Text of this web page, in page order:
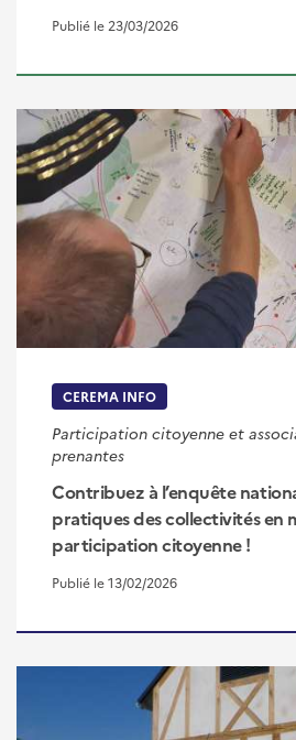
Publié le 23/03/2026
CEREMA INFO
Participation citoyenne et
prenantes
Contribuez à l’enquête
pratiques des collectivités en
participation citoyenne !
Publié le 13/02/2026